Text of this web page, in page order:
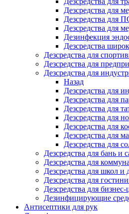
Дезсредства для
Дезсредства для
Дезсредства для
Дезинфекция
Дезсредства
Дезсредства для
Дезсредства для
Дезсредства для
Назад
Дезсредства для
Дезсредства для
Дезсредства для
Дезсредства для
Дезсредства для
Дезсредства для
Дезсредства для
Дезсредства для бань и
Дезсредства для
Дезсредства для школ и
Дезсредства для
Дезсредства для
Дезинфицирующие
Антисептики для рук